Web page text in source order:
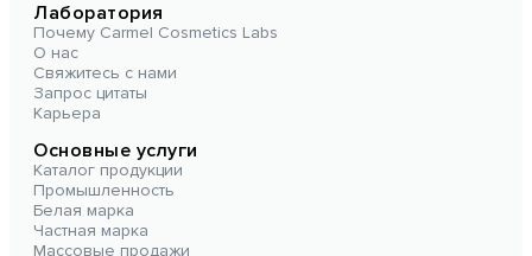
Лаборатория
Почему Carmel Cosmetics Labs
О нас
Свяжитесь с нами
Запрос цитаты
Карьера
Основные услуги
Каталог продукции
Промышленность
Белая марка
Частная марка
Массовые продажи